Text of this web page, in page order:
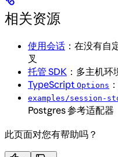
相关资源
使用会话 ：在没有自
叉
托管 SDK ：多主机
TypeScript Options
examples/session-
Postgres 参考适配器
此页面对您有帮助吗？